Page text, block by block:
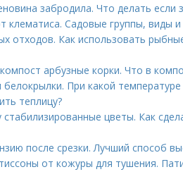
забродила. Что делать если
клематиса. Садовые группы, виды
отходов. Как использовать
арбузные корки. Что в
При какой
теплицу?
стабилизированные цветы. Как
после срезки. Лучший способ
от кожуры для тушения.